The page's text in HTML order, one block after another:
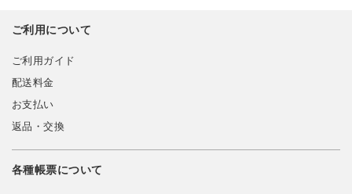
ご利用について
ご利用ガイド
配送料金
お支払い
返品・交換
各種帳票について